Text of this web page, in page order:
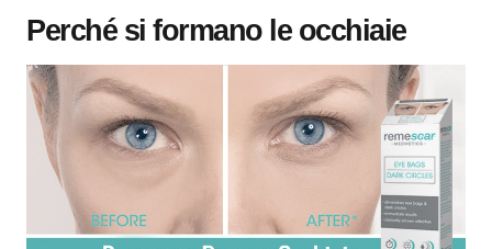
Perché si formano le occhiaie